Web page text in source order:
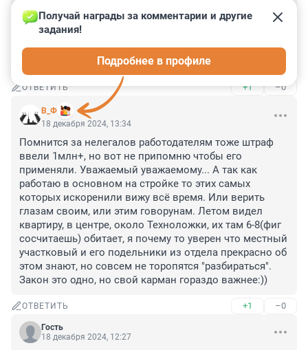
19 декабря 2024, 10:06
Значит, свинину надо запретить, тоже. Ведь для
уменьшения жирности, свиньям скармливают
ОТВЕТИТЬ +1 –0
В_Ф
Получай награды за комментарии и другие
задания!
Подробнее в профиле
18 декабря 2024, 13:34
Помнится за нелегалов работодателям тоже штраф
ввели 1млн+, но вот не припомню чтобы его
применяли. Уважаемый уважаемому... А так как
работаю в основном на стройке то этих самых
которых искоренили вижу всё время. Или верить
глазам своим, или этим говорунам. Летом видел
квартиру, в центре, около Техноложки, их там 6-8(фиг
сосчитаешь) обитает, я почему то уверен что местный
участковый и его подельники из отдела прекрасно об
этом знают, но совсем не торопятся "разбираться".
Закон это одно, но свой карман гораздо важнее:))
ОТВЕТИТЬ +1 –0
Гость
18 декабря 2024, 12:27